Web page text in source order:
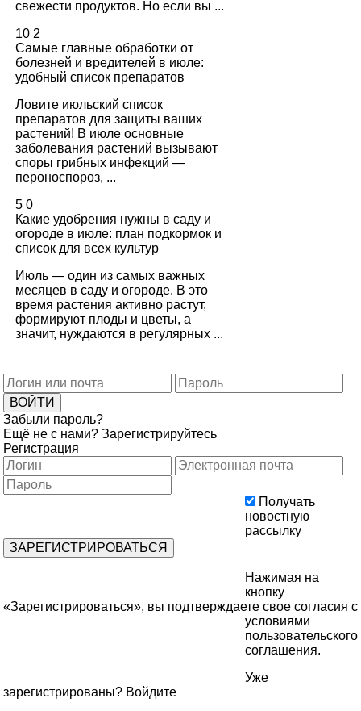
свежести продуктов. Но если вы ...
10 2
Самые главные обработки от
болезней и вредителей в июле:
удобный список препаратов
Ловите июльский список
препаратов для защиты ваших
растений! В июле основные
заболевания растений вызывают
споры грибных инфекций —
пероноспороз, ...
5 0
Какие удобрения нужны в саду и
огороде в июле: план подкормок и
список для всех культур
Июль — один из самых важных
месяцев в саду и огороде. В это
время растения активно растут,
формируют плоды и цветы, а
значит, нуждаются в регулярных ...
Забыли пароль?
Ещё не с нами? Зарегистрируйтесь
Регистрация
Получать
новостную
рассылку
Нажимая на
кнопку
«Зарегистрироваться», вы подтверждаете свое согласия с
условиями
пользовательского
соглашения.
Уже
зарегистрированы? Войдите